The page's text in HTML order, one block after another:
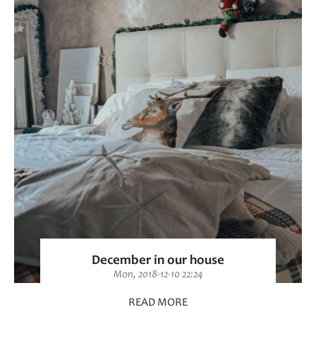
December in our house
Mon, 2018-12-10 22:24
READ MORE